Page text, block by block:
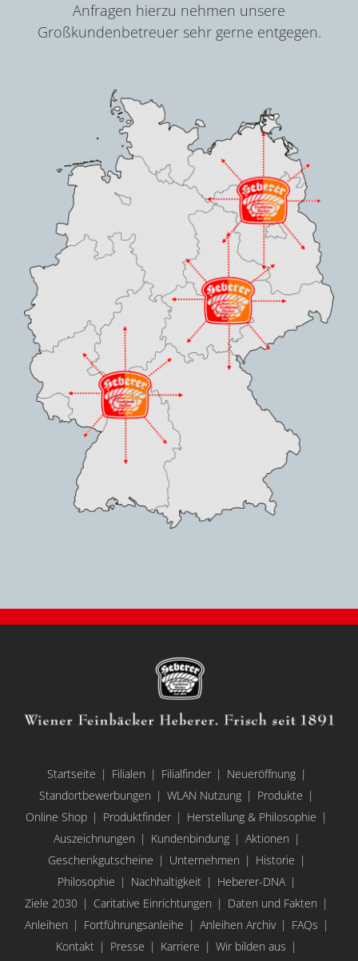
Anfragen hierzu nehmen unsere
Großkundenbetreuer sehr gerne entgegen.
Startseite Filialen Filialfinder
Neueröffnung
Standortbewerbungen
WLAN Nutzung
Produkte
Online Shop
Produktfinder
Herstellung & Philosophie
Auszeichnungen
Kundenbindung
Aktionen
Geschenkgutscheine
Unternehmen
Historie
Philosophie
Nachhaltigkeit
Heberer-DNA
Ziele 2030
Caritative Einrichtungen
Daten und Fakten
Anleihen
Fortführungsanleihe Anleihen Archiv
FAQs
Kontakt
Presse Karriere
Wir bilden aus